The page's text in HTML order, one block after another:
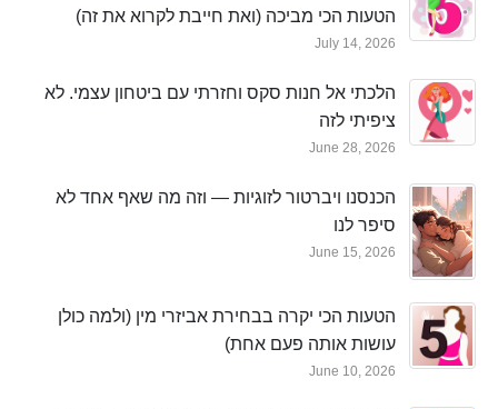
הטעות הכי מביכה (ואת חייבת לקרוא את זה)
July 14, 2026
הלכתי אל חנות סקס וחזרתי עם ביטחון עצמי. לא
ציפיתי לזה
June 28, 2026
הכנסנו ויברטור לזוגיות — וזה מה שאף אחד לא
סיפר לנו
June 15, 2026
הטעות הכי יקרה בבחירת אביזרי מין (ולמה כולן
עושות אותה פעם אחת)
June 10, 2026